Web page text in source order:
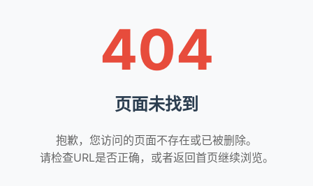
404
页面未找到
抱歉，您访问的页面不存在或已被删除。
请检查URL是否正确，或者返回首页继续浏览。